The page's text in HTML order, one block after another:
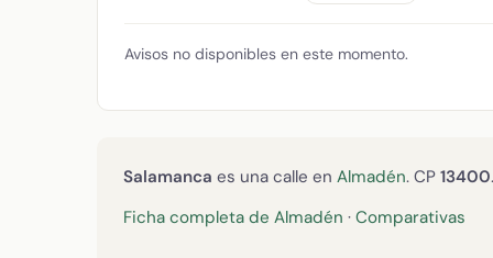
Avisos no disponibles en este momento.
Salamanca es una calle en Almadén. CP 13400.
Ficha completa de Almadén · Comparativas